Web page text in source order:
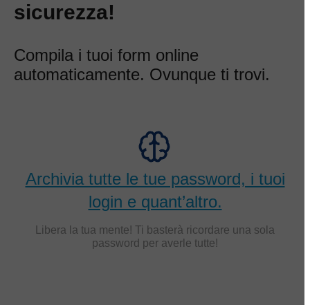
sicurezza!
Compila i tuoi form online
automaticamente. Ovunque ti trovi.
Archivia tutte le tue password, i tuoi
login e quant’altro.
Libera la tua mente! Ti basterà ricordare una sola
password per averle tutte!